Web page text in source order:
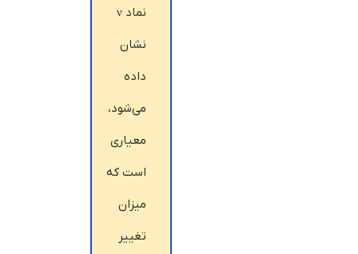
نماد ν
نشان
داده
می‌شود،
معیاری
است که
میزان
تغییر